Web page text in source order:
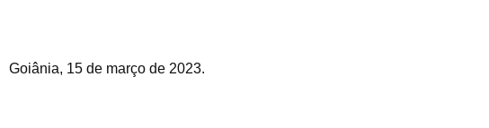
Goiânia, 15 de março de 2023.